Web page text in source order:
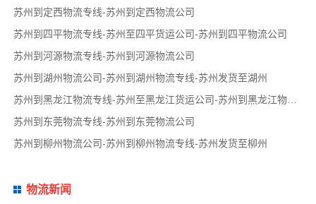
苏州到定西物流专线-苏州到定西物流公司
苏州到四平物流专线-苏州至四平货运公司-苏州到四平物流公司
苏州到河源物流专线-苏州到河源物流公司
苏州到湖州物流公司-苏州到湖州物流专线-苏州发货至湖州
苏州到黑龙江物流专线-苏州至黑龙江货运公司-苏州到黑龙江物流公司
苏州到东莞物流专线-苏州到东莞物流公司
苏州到柳州物流公司-苏州到柳州物流专线-苏州发货至柳州
物流新闻